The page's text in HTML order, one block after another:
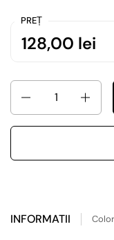
PREȚ
128,00 lei
Cantitate
INFORMATII